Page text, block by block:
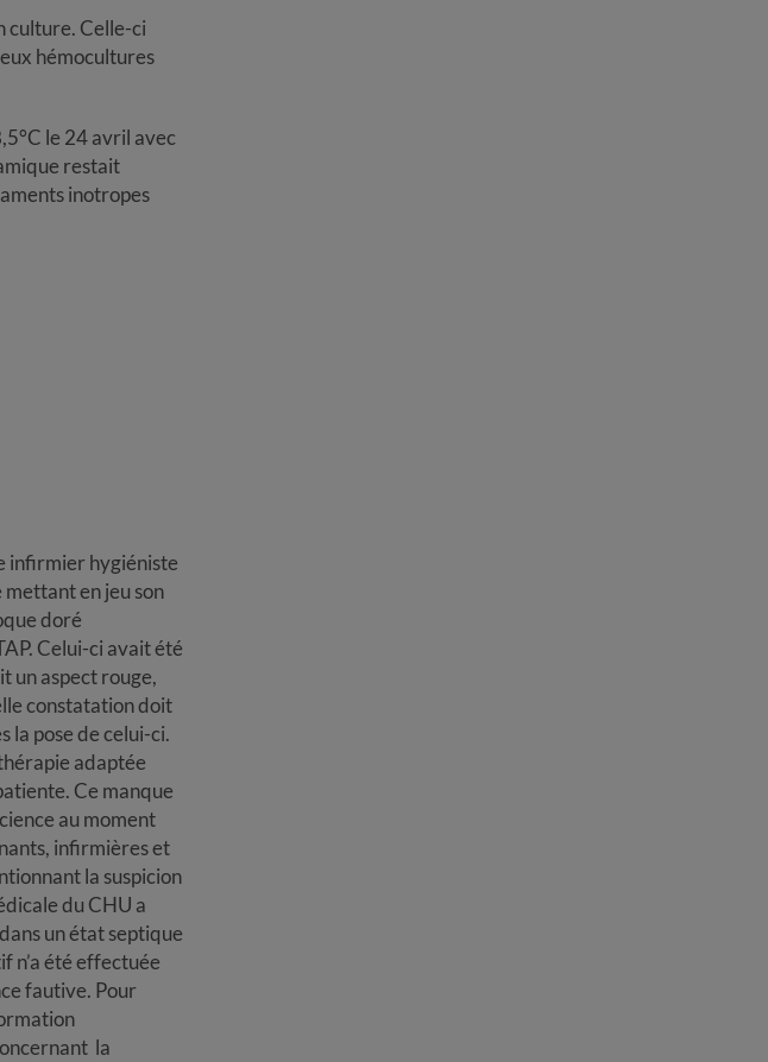
culture. Celle-ci
hémocultures
le 24 avril avec
restait
inotropes
infirmier hygiéniste
en jeu son
doré
Celui-ci avait été
un aspect rouge,
constatation doit
la pose de celui-ci.
adaptée
Ce manque
au moment
infirmières et
la suspicion
du CHU a
un état septique
n’a été effectuée
fautive. Pour
la